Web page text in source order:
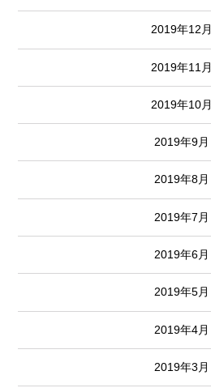
2019年12月
2019年11月
2019年10月
2019年9月
2019年8月
2019年7月
2019年6月
2019年5月
2019年4月
2019年3月